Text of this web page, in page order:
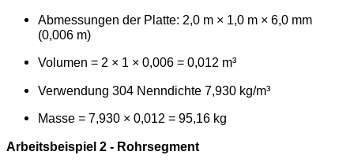
Abmessungen der Platte: 2,0 m × 1,0 m × 6,0 mm
(0,006 m)
Volumen = 2 × 1 × 0,006 = 0,012 m³
Verwendung 304 Nenndichte 7,930 kg/m³
Masse = 7,930 × 0,012 = 95,16 kg
Arbeitsbeispiel 2 - Rohrsegment